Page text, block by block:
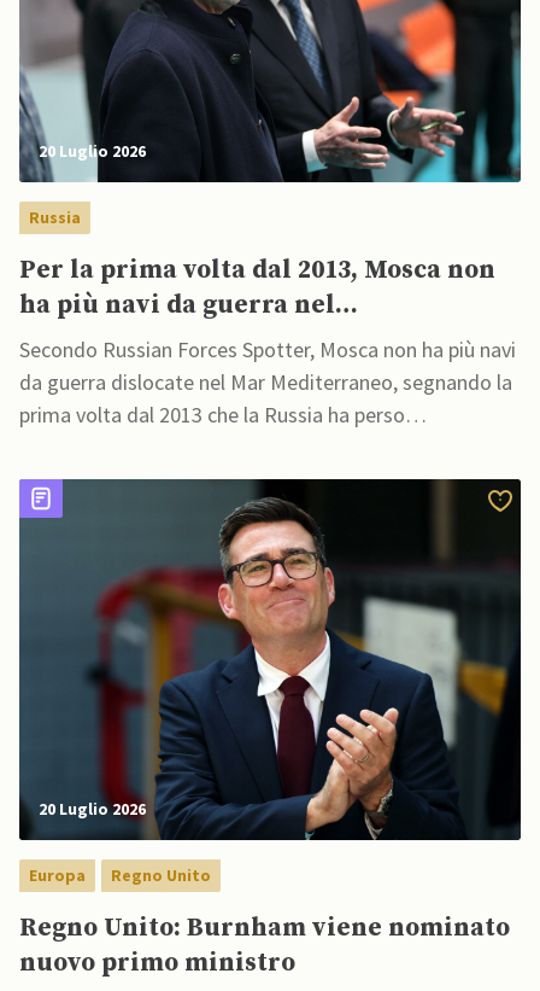
20 Luglio 2026
Russia
Per la prima volta dal 2013, Mosca non
ha più navi da guerra nel
Mediterraneo, affermano fonti
opensource
Secondo Russian Forces Spotter, Mosca non ha più navi
da guerra dislocate nel Mar Mediterraneo, segnando la
prima volta dal 2013 che la Russia ha perso
20 Luglio 2026
Europa Regno Unito
Regno Unito: Burnham viene nominato
nuovo primo ministro